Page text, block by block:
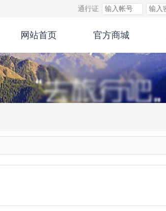
通行证
网站首页 官方商城